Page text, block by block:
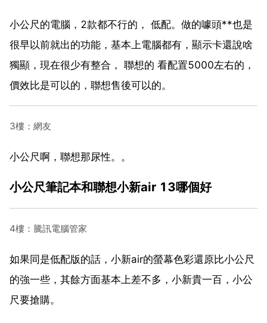
小公尺的電腦，2款都不行的， 低配。做的噱頭**也是
很早以前就出的功能，基本上電腦都有，顯示卡還說啥
獨顯，現在很少有整合， 聯想的 看配置5000左右的，
價效比是可以的，聯想售後可以的。
3樓：網友
小公尺啊，聯想那尿性。。
小公尺筆記本和聯想小新air 13哪個好
4樓：騰訊電腦管家
如果同是低配版的話，小新air的螢幕色彩還原比小公尺
的強一些，其餘方面基本上差不多，小新貴一百，小公
尺要搶購。